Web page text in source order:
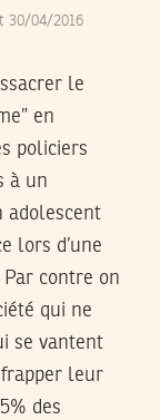
30/04/2016
le
en
policiers
à un
adolescent
lors d’une
contre on
qui ne
se vantent
leur
des